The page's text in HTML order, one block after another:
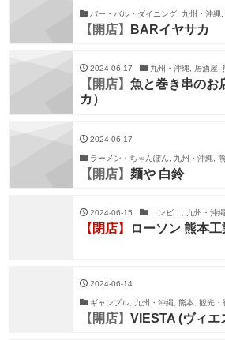
バー・バル・ダイニング, 九州・沖縄
【開店】 BARイヤサカ
2024-06-17 九州・沖縄, 居酒屋,
【開店】 魚と巻き串のお
カ）
2024-06-17
ラーメン・ちゃんぽん, 九州・沖縄,
【開店】 麺や 白鈴
2024-06-15 コンビニ, 九州・沖
【閉店】 ローソン 熊本
2024-06-14
ギャンブル, 九州・沖縄, 熊本, 観光
【開店】 VIESTA (ヴィエ